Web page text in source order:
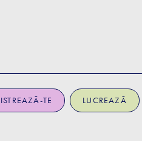
TE LUCREAZĂ